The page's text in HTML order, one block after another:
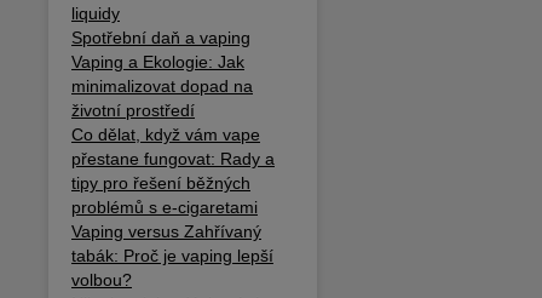
liquidy
Spotřební daň a vaping
Vaping a Ekologie: Jak
minimalizovat dopad na
životní prostředí
Co dělat, když vám vape
přestane fungovat: Rady a
tipy pro řešení běžných
problémů s e-cigaretami
Vaping versus Zahřívaný
tabák: Proč je vaping lepší
volbou?